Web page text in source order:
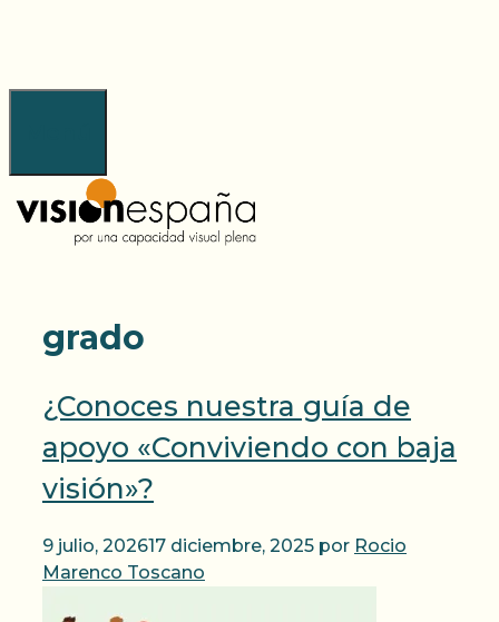
grado
¿Conoces nuestra guía de
apoyo «Conviviendo con baja
visión»?
9 julio, 202617 diciembre, 2025 por Rocio
Marenco Toscano